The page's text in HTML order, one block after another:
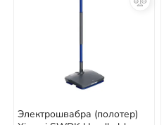
Электрошвабра (полотер)